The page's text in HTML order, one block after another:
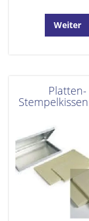
Weiter
Platten-